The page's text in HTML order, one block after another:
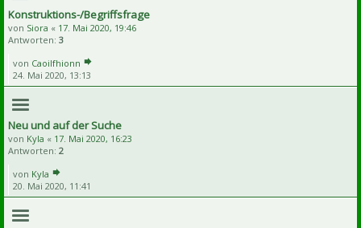
Konstruktions-/Begriffsfrage
von Siora « 17. Mai 2020, 19:46
Antworten: 3
von Caoilfhionn
24. Mai 2020, 13:13
Neu und auf der Suche
von Kyla « 17. Mai 2020, 16:23
Antworten: 2
von Kyla
20. Mai 2020, 11:41